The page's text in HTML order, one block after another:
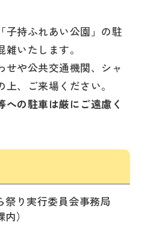
子持ふれあい公園」の駐
いたします。
せや公共交通機関、シャ
上、ご来場ください。
への駐車は厳にご遠慮く
祭り実行委員会事務局
）